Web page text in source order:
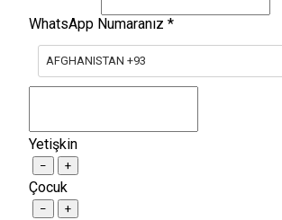
WhatsApp Numaranız *
AFGHANISTAN +93
Yetişkin
− +
Çocuk
− +